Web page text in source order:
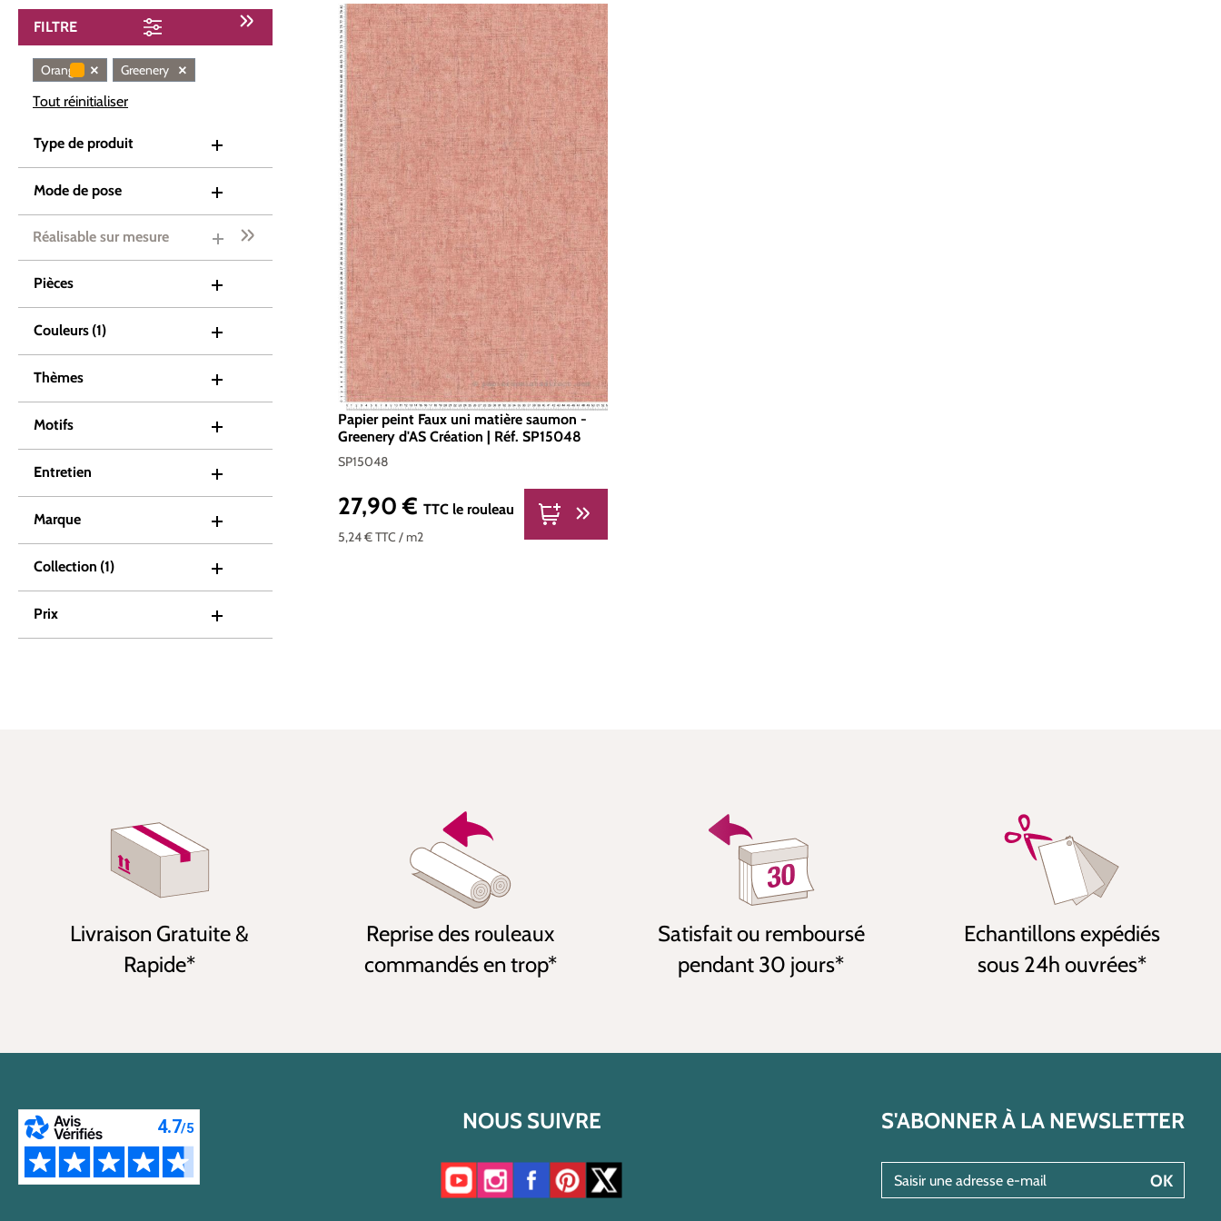
FILTRE
Orange × Greenery ×
Tout réinitialiser
Type de produit
Mode de pose
Réalisable sur mesure
Pièces
Couleurs (1)
Thèmes
Motifs
Entretien
Marque
Collection (1)
Prix
Papier peint Faux uni matière saumon -
Greenery d'AS Création | Réf. SP15048
SP15048
5,24 €TTC / m2
Prix régulier :
27,90 € TTC le rouleau
Livraison Gratuite &
Rapide*
Reprise des rouleaux
commandés en trop*
Satisfait ou remboursé
pendant 30 jours*
Echantillons expédiés
sous 24h ouvrées*
NOUS SUIVRE
Accéder à notre chaîne YouTube
Accéder à notre compte Instagram
Accéder à notre page Facebook
Accéder à notre compte Pinterest
Accéder à notre compte Twitter/X
S'ABONNER À LA NEWSLETTER
OK